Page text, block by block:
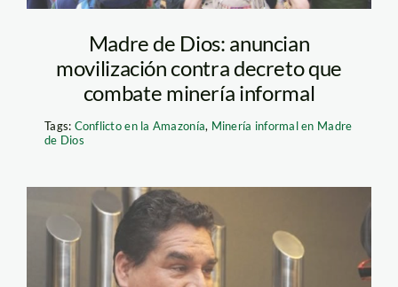
Madre de Dios: anuncian
movilización contra decreto que
combate minería informal
Tags: Conflicto en la Amazonía, Minería informal en Madre
de Dios
romero_amado_eulogio